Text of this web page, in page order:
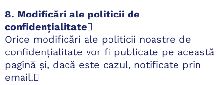
8. Modificări ale politicii de
confidențialitate
Orice modificări ale politicii noastre de
confidențialitate vor fi publicate pe această
pagină și, dacă este cazul, notificate prin
email.